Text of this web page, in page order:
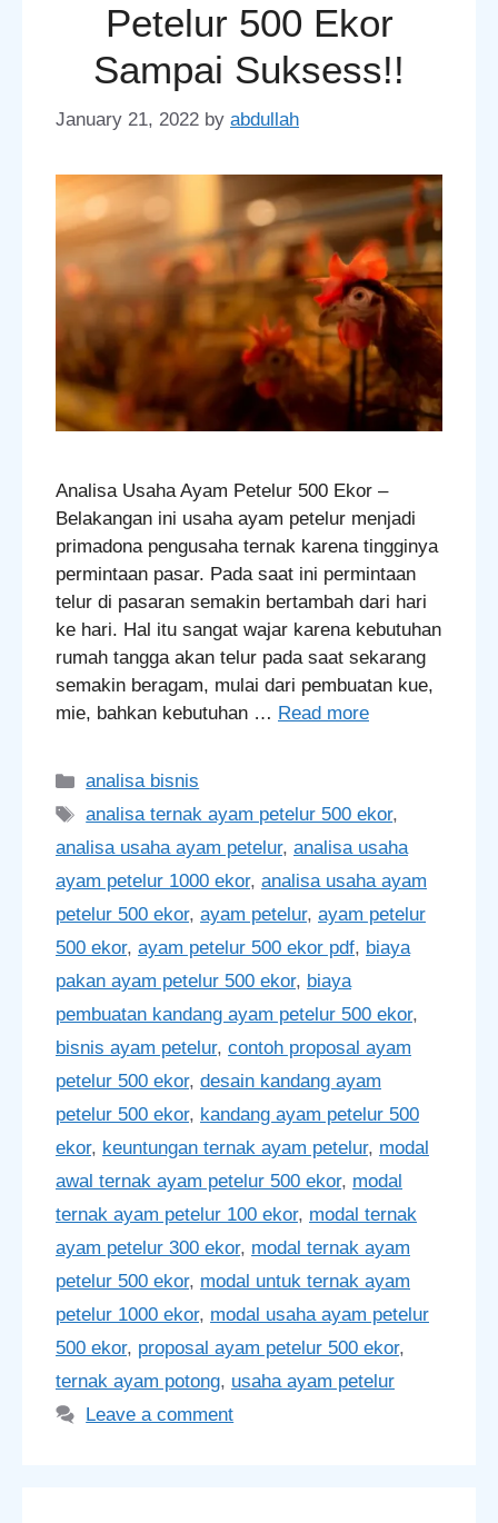
Petelur 500 Ekor
Sampai Suksess!!
January 21, 2022 by abdullah
Analisa Usaha Ayam Petelur 500 Ekor –
Belakangan ini usaha ayam petelur menjadi
primadona pengusaha ternak karena tingginya
permintaan pasar. Pada saat ini permintaan
telur di pasaran semakin bertambah dari hari
ke hari. Hal itu sangat wajar karena kebutuhan
rumah tangga akan telur pada saat sekarang
semakin beragam, mulai dari pembuatan kue,
mie, bahkan kebutuhan … Read more
Categories
analisa bisnis
Tags
analisa ternak ayam petelur 500 ekor,
analisa usaha ayam petelur, analisa usaha
ayam petelur 1000 ekor, analisa usaha ayam
petelur 500 ekor, ayam petelur, ayam petelur
500 ekor, ayam petelur 500 ekor pdf, biaya
pakan ayam petelur 500 ekor, biaya
pembuatan kandang ayam petelur 500 ekor,
bisnis ayam petelur, contoh proposal ayam
petelur 500 ekor, desain kandang ayam
petelur 500 ekor, kandang ayam petelur 500
ekor, keuntungan ternak ayam petelur, modal
awal ternak ayam petelur 500 ekor, modal
ternak ayam petelur 100 ekor, modal ternak
ayam petelur 300 ekor, modal ternak ayam
petelur 500 ekor, modal untuk ternak ayam
petelur 1000 ekor, modal usaha ayam petelur
500 ekor, proposal ayam petelur 500 ekor,
ternak ayam potong, usaha ayam petelur
Leave a comment